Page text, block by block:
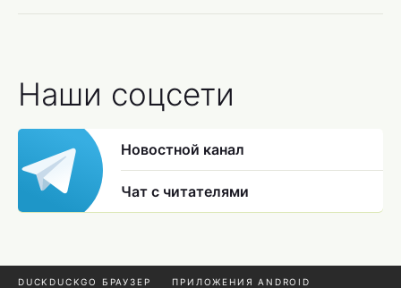
Наши соцсети
Новостной канал
Чат с читателями
DUCKDUCKGO БРАУЗЕР ПРИЛОЖЕНИЯ ANDROID